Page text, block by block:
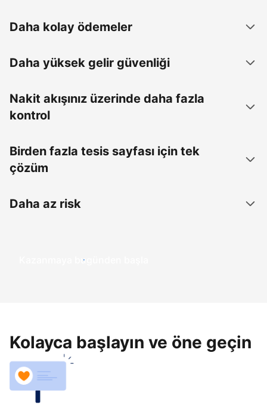
Daha kolay ödemeler
Daha yüksek gelir güvenliği
Nakit akışınız üzerinde daha fazla
kontrol
Birden fazla tesis sayfası için tek
çözüm
Daha az risk
Kazanmaya bugünden başla
Kolayca başlayın ve öne geçin